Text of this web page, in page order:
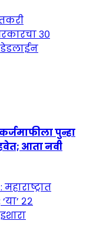
पुन्हा
आता नवी